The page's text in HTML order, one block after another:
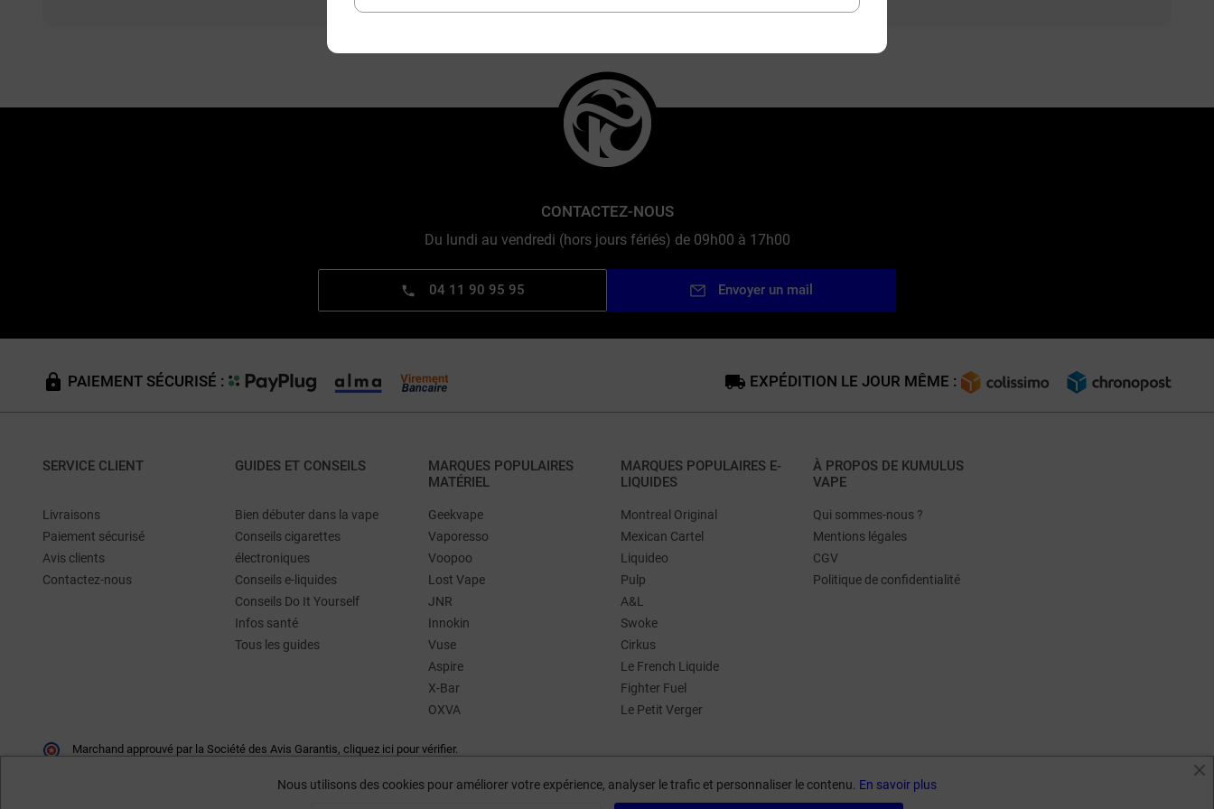
CONTACTEZ-NOUS
Du lundi au vendredi (hors jours fériés) de 09h00 à 17h00
04 11 90 95 95 Envoyer un mail
PAIEMENT SÉCURISÉ : EXPÉDITION LE JOUR MÊME :
SERVICE CLIENT
Livraisons
Paiement sécurisé
Avis clients
Contactez-nous
GUIDES ET CONSEILS
Bien débuter dans la vape
Conseils cigarettes
électroniques
Conseils e-liquides
Conseils Do It Yourself
Infos santé
Tous les guides
MARQUES POPULAIRES
MATÉRIEL
Geekvape
Vaporesso
Voopoo
Lost Vape
JNR
Innokin
Vuse
Aspire
X-Bar
OXVA
MARQUES POPULAIRES E-
LIQUIDES
Montreal Original
Mexican Cartel
Liquideo
Pulp
A&L
Swoke
Cirkus
Le French Liquide
Fighter Fuel
Le Petit Verger
À PROPOS DE KUMULUS
VAPE
Qui sommes-nous ?
Mentions légales
CGV
Politique de confidentialité
Marchand approuvé par la Société des Avis Garantis, cliquez ici pour vérifier.
Nous utilisons des cookies pour améliorer votre expérience, analyser le trafic et personnaliser le contenu. En savoir plus